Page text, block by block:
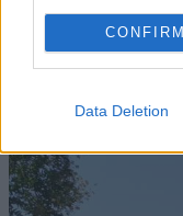
CONFIRM
Data Deletion